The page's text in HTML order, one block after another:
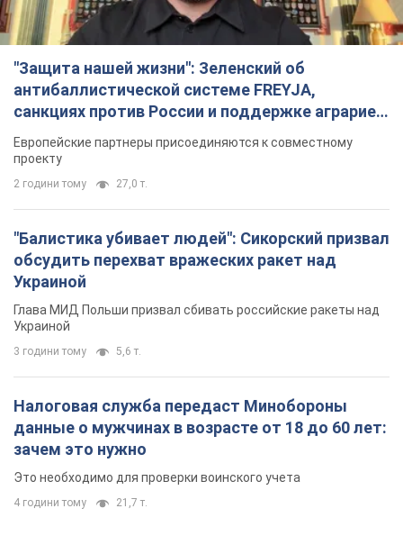
"Защита нашей жизни": Зеленский об
антибаллистической системе FREYJA,
санкциях против России и поддержке аграриев.
Видео
Европейские партнеры присоединяются к совместному
проекту
2 години тому 27,0 т.
"Балистика убивает людей": Сикорский призвал
обсудить перехват вражеских ракет над
Украиной
Глава МИД Польши призвал сбивать российские ракеты над
Украиной
3 години тому 5,6 т.
Налоговая служба передаст Минобороны
данные о мужчинах в возрасте от 18 до 60 лет:
зачем это нужно
Это необходимо для проверки воинского учета
4 години тому 21,7 т.